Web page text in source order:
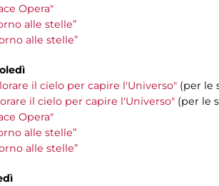
Opera"
alle stelle”
alle stelle”
il cielo per capire l'Universo" (per le
il cielo per capire l'Universo" (per le
Opera"
alle stelle”
alle stelle”